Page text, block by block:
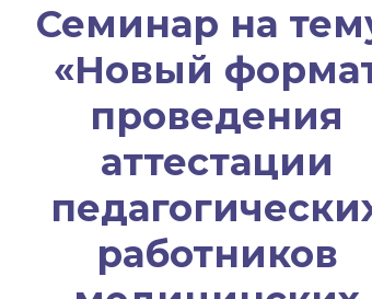
Семинар на
«Новый формат
проведения
аттестации
педагогических
работников